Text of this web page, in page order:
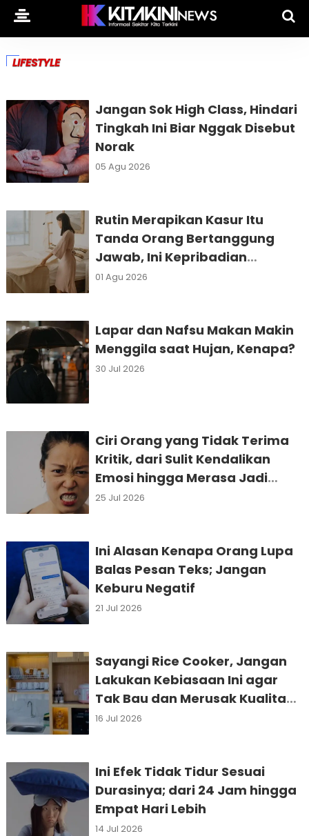
LIFESTYLE
Jangan Sok High Class, Hindari
Tingkah Ini Biar Nggak Disebut
Norak
05 Agu 2026
Rutin Merapikan Kasur Itu
Tanda Orang Bertanggung
Jawab, Ini Kepribadian
Lainnya
01 Agu 2026
Lapar dan Nafsu Makan Makin
Menggila saat Hujan, Kenapa?
30 Jul 2026
Ciri Orang yang Tidak Terima
Kritik, dari Sulit Kendalikan
Emosi hingga Merasa Jadi
Korban
25 Jul 2026
Ini Alasan Kenapa Orang Lupa
Balas Pesan Teks; Jangan
Keburu Negatif
21 Jul 2026
Sayangi Rice Cooker, Jangan
Lakukan Kebiasaan Ini agar
Tak Bau dan Merusak Kualitas
Nasi
16 Jul 2026
Ini Efek Tidak Tidur Sesuai
Durasinya; dari 24 Jam hingga
Empat Hari Lebih
14 Jul 2026